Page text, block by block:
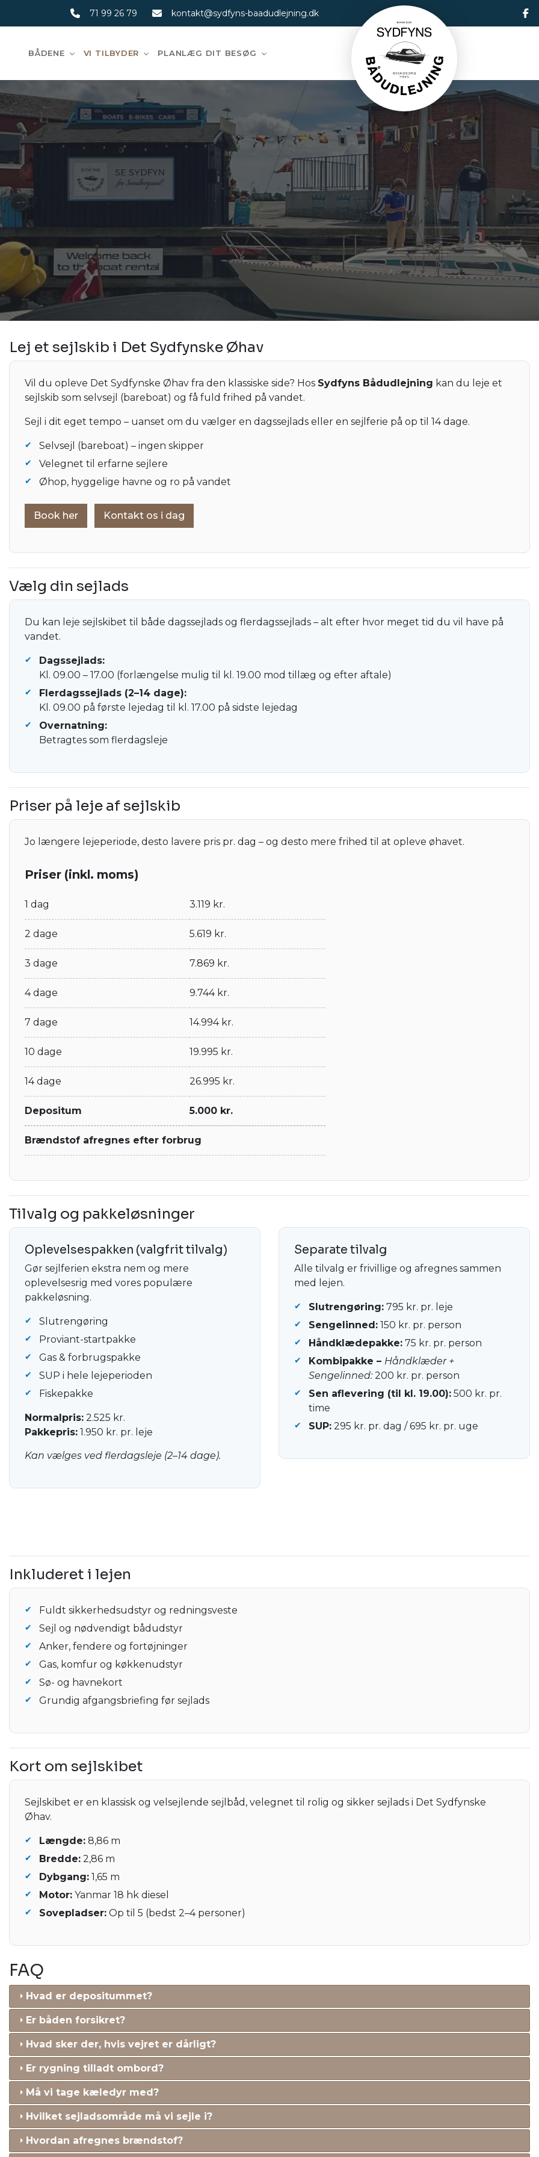
71 99 26 79 kontakt@sydfyns-baadudlejning.dk
BÅDENE VI TILBYDER PLANLÆG DIT BESØG
Lej et sejlskib i Det Sydfynske Øhav
Vil du opleve Det Sydfynske Øhav fra den klassiske side? Hos Sydfyns Bådudlejning kan du leje et
sejlskib som selvsejl (bareboat) og få fuld frihed på vandet.
Sejl i dit eget tempo – uanset om du vælger en dagssejlads eller en sejlferie på op til 14 dage.
Selvsejl (bareboat) – ingen skipper
Velegnet til erfarne sejlere
Øhop, hyggelige havne og ro på vandet
Book her Kontakt os i dag
Vælg din sejlads
Du kan leje sejlskibet til både dagssejlads og flerdagssejlads – alt efter hvor meget tid du vil have på
vandet.
Dagssejlads:
Kl. 09.00 – 17.00 (forlængelse mulig til kl. 19.00 mod tillæg og efter aftale)
Flerdagssejlads (2–14 dage):
Kl. 09.00 på første lejedag til kl. 17.00 på sidste lejedag
Overnatning:
Betragtes som flerdagsleje
Priser på leje af sejlskib
Jo længere lejeperiode, desto lavere pris pr. dag – og desto mere frihed til at opleve øhavet.
Priser (inkl. moms)
1 dag 3.119 kr.
2 dage 5.619 kr.
3 dage 7.869 kr.
4 dage 9.744 kr.
7 dage 14.994 kr.
10 dage 19.995 kr.
14 dage 26.995 kr.
Depositum 5.000 kr.
Brændstof afregnes efter forbrug
Tilvalg og pakkeløsninger
Oplevelsespakken (valgfrit tilvalg)
Gør sejlferien ekstra nem og mere
oplevelsesrig med vores populære
pakkeløsning.
Slutrengøring
Proviant-startpakke
Gas & forbrugspakke
SUP i hele lejeperioden
Fiskepakke
Normalpris: 2.525 kr.
Pakkepris: 1.950 kr. pr. leje
Kan vælges ved flerdagsleje (2–14 dage).
Separate tilvalg
Alle tilvalg er frivillige og afregnes sammen
med lejen.
Slutrengøring: 795 kr. pr. leje
Sengelinned: 150 kr. pr. person
Håndklædepakke: 75 kr. pr. person
Kombipakke – Håndklæder +
Sengelinned: 200 kr. pr. person
Sen aflevering (til kl. 19.00): 500 kr. pr.
time
SUP: 295 kr. pr. dag / 695 kr. pr. uge
Inkluderet i lejen
Fuldt sikkerhedsudstyr og redningsveste
Sejl og nødvendigt bådudstyr
Anker, fendere og fortøjninger
Gas, komfur og køkkenudstyr
Sø- og havnekort
Grundig afgangsbriefing før sejlads
Kort om sejlskibet
Sejlskibet er en klassisk og velsejlende sejlbåd, velegnet til rolig og sikker sejlads i Det Sydfynske
Øhav.
Længde: 8,86 m
Bredde: 2,86 m
Dybgang: 1,65 m
Motor: Yanmar 18 hk diesel
Sovepladser: Op til 5 (bedst 2–4 personer)
FAQ
Hvad er depositummet?
Er båden forsikret?
Hvad sker der, hvis vejret er dårligt?
Er rygning tilladt ombord?
Må vi tage kæledyr med?
Hvilket sejladsområde må vi sejle i?
Hvordan afregnes brændstof?